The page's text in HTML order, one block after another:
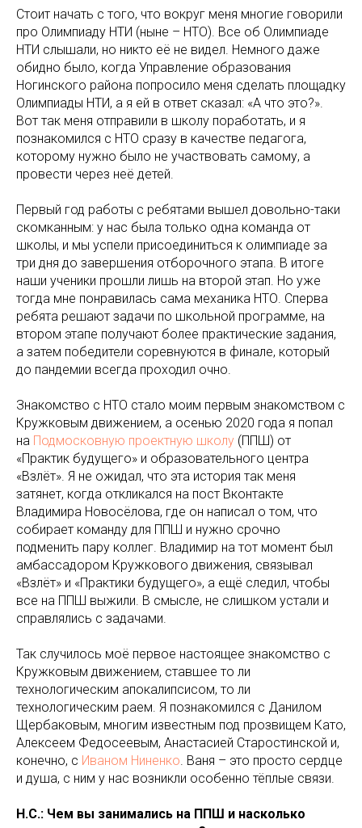
Стоит начать с того, что вокруг меня многие говорили
про Олимпиаду НТИ (ныне – НТО). Все об Олимпиаде
НТИ слышали, но никто её не видел. Немного даже
обидно было, когда Управление образования
Ногинского района попросило меня сделать площадку
Олимпиады НТИ, а я ей в ответ сказал: «А что это?».
Вот так меня отправили в школу поработать, и я
познакомился с НТО сразу в качестве педагога,
которому нужно было не участвовать самому, а
провести через неё детей.
Первый год работы с ребятами вышел довольно-таки
скомканным: у нас была только одна команда от
школы, и мы успели присоединиться к олимпиаде за
три дня до завершения отборочного этапа. В итоге
наши ученики прошли лишь на второй этап. Но уже
тогда мне понравилась сама механика НТО. Сперва
ребята решают задачи по школьной программе, на
втором этапе получают более практические задания,
а затем победители соревнуются в финале, который
до пандемии всегда проходил очно.
Знакомство с НТО стало моим первым знакомством с
Кружковым движением, а осенью 2020 года я попал
на Подмосковную проектную школу (ППШ) от
«Практик будущего» и образовательного центра
«Взлёт». Я не ожидал, что эта история так меня
затянет, когда откликался на пост Вконтакте
Владимира Новосёлова, где он написал о том, что
собирает команду для ППШ и нужно срочно
подменить пару коллег. Владимир на тот момент был
амбассадором Кружкового движения, связывал
«Взлёт» и «Практики будущего», а ещё следил, чтобы
все на ППШ выжили. В смысле, не слишком устали и
справлялись с задачами.
Так случилось моё первое настоящее знакомство с
Кружковым движением, ставшее то ли
технологическим апокалипсисом, то ли
технологическим раем. Я познакомился с Данилом
Щербаковым, многим известным под прозвищем Като,
Алексеем Федосеевым, Анастасией Старостинской и,
конечно, с Иваном Ниненко . Ваня – это просто сердце
и душа, с ним у нас возникли особенно тёплые связи.
Н.С.: Чем вы занимались на ППШ и насколько